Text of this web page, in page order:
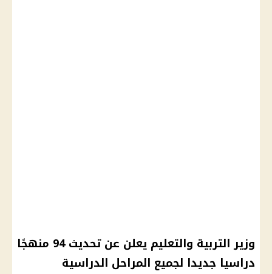
وزير التربية والتعليم يعلن عن تحديث 94 منهجًا
دراسيا جديدا لجميع المراحل الدراسية